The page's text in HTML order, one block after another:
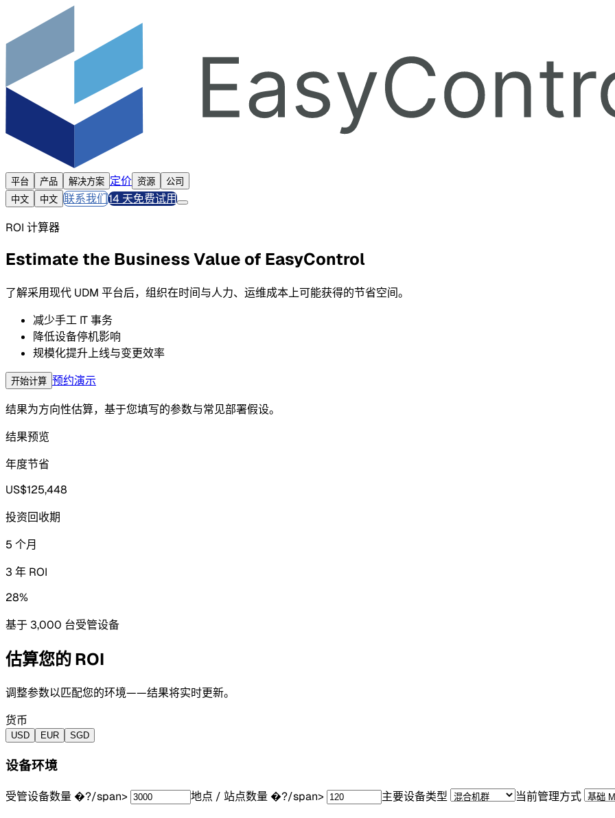
平台 产品 解决方案 定价 资源
公司
中文
中文 联系我们14 天免费试用
ROI 计算器
Estimate the Business Value of EasyControl
了解采用现代 UDM 平台后，组织在时间与人力、运维成本上可能获得的节省空间。
减少手工 IT 事务
降低设备停机影响
规模化提升上线与变更效率
开始计算 预约演示
结果为方向性估算，基于您填写的参数与常见部署假设。
结果预览
年度节省
US$125,448
投资回收期
5 个月
3 年 ROI
28%
基于 3,000 台受管设备
估算您的 ROI
调整参数以匹配您的环境——结果将实时更新。
货币
USD EUR SGD
设备环境
受管设备数量 �?/span> 地点 / 站点数量 �?/span> 主要设备类型 当前管理方式